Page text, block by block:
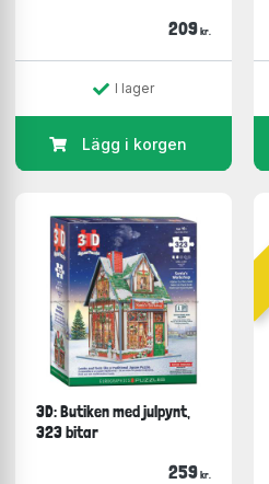
209 kr.
I lager
Lägg i korgen
3D: Butiken med julpynt,
323 bitar
259 kr.